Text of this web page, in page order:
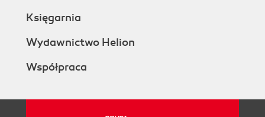
Księgarnia
Wydawnictwo Helion
Współpraca